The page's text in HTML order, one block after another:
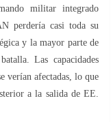
militar integrado
perdería casi toda su
y la mayor parte de
Las capacidades
verían afectadas, lo que
a la salida de EE.